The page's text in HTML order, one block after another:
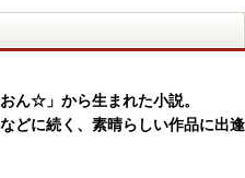
ん☆」から生まれた小説。
どに続く、素晴らしい作品に出逢